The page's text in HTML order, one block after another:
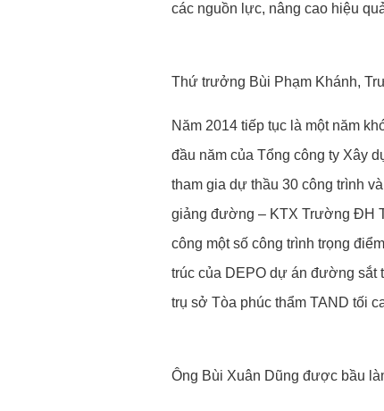
các nguồn lực, nâng cao hiệu
Thứ trưởng Bùi Phạm Khánh,
Năm 2014 tiếp tục là một năm
đầu năm của Tổng công ty Xây
tham gia dự thầu 30 công trình
giảng đường – KTX Trường ĐH
công một số công trình trọng
trúc của DEPO dự án đường sắt
trụ sở Tòa phúc thẩm TAND tối
Ông Bùi Xuân Dũng được bầu